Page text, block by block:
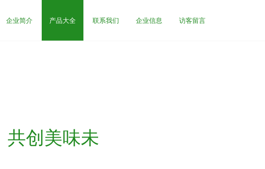
企业简介 产品大全 联系我们 企业信息 访客留言
共创美味未